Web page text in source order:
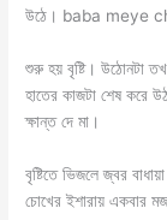
উঠে। baba meye
শুরু হয় বৃষ্টি। উঠোনটা
হাতের কাজটা শেষ করে
ক্ষান্ত দে মা।
বৃষ্টিতে ভিজলে জ্বর
চোখের ইশারায় একবার